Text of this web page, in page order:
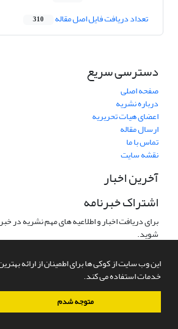
این وب سایت از کوکی ها برای اطمینان از ارائه
خدمات استفاده می کند.
متوجه شدم
تعداد دریافت فایل اصل مقاله 310
دسترسی سریع
صفحه اصلی
درباره نشریه
اعضای هیات تحریریه
ارسال مقاله
تماس با ما
نقشه سایت
آخرین اخبار
اشتراک خبرنامه
برای دریافت اخبار و اطلاعیه های مهم نشریه در
شوید.
سامانه مدیریت نشریات علمی.طراحی و پیاده